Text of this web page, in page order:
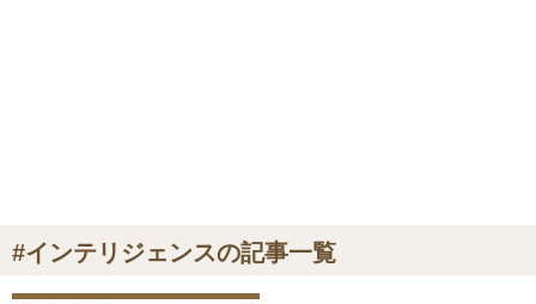
#インテリジェンスの記事一覧